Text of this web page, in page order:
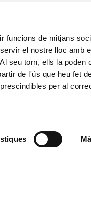
funcions de mitjans
el nostre lloc amb
seu torn, ells la poden
de l'ús que heu fet
per al
Ministerio de
Puertos del
Derecho de
Canal Ético
Canal Externo AIPI